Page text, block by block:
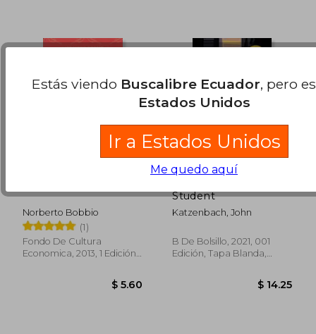
Norberto Bobbio
(1)
Fondo De Cultura
Economica, 2013, 1 Edición,
Student
Katzenbach, John
B De Bolsillo, 2021, 001
Edición, Tapa Blanda,
Estás viendo Buscalibre Ecuador, pero
Estados Unidos
Ir a Estados Unidos
Me quedo aquí